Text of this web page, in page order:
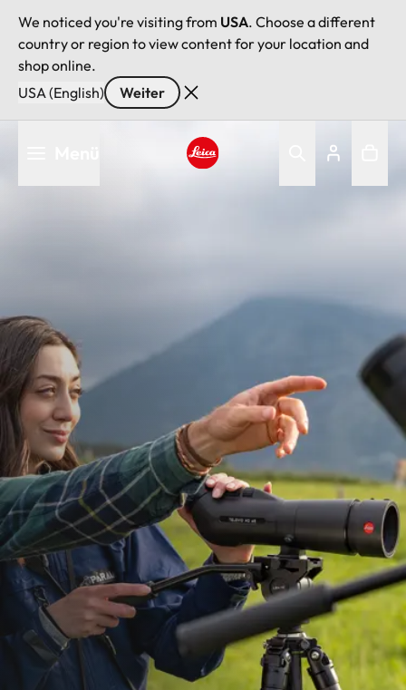
We noticed you're visiting from USA. Choose a different
country or region to view content for your location and
shop online.
USA (English)
Weiter